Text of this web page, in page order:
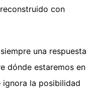
con
una respuesta
dónde estaremos en
ignora la posibilidad